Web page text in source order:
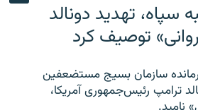
سپاه، تهدید دونالد
توصیف کرد
سازمان بسیج مستضعفین
ترامپ رئیس‌جمهوری آمریکا،